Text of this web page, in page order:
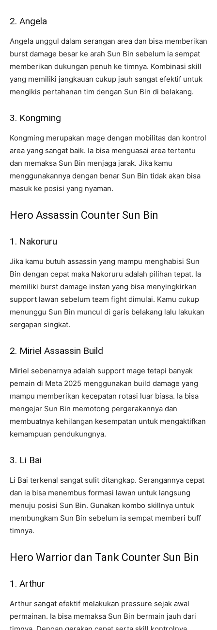
2. Angela
Angela unggul dalam serangan area dan bisa memberikan
burst damage besar ke arah Sun Bin sebelum ia sempat
memberikan dukungan penuh ke timnya. Kombinasi skill
yang memiliki jangkauan cukup jauh sangat efektif untuk
mengikis pertahanan tim dengan Sun Bin di belakang.
3. Kongming
Kongming merupakan mage dengan mobilitas dan kontrol
area yang sangat baik. Ia bisa menguasai area tertentu
dan memaksa Sun Bin menjaga jarak. Jika kamu
menggunakannya dengan benar Sun Bin tidak akan bisa
masuk ke posisi yang nyaman.
Hero Assassin Counter Sun Bin
1. Nakoruru
Jika kamu butuh assassin yang mampu menghabisi Sun
Bin dengan cepat maka Nakoruru adalah pilihan tepat. Ia
memiliki burst damage instan yang bisa menyingkirkan
support lawan sebelum team fight dimulai. Kamu cukup
menunggu Sun Bin muncul di garis belakang lalu lakukan
sergapan singkat.
2. Miriel Assassin Build
Miriel sebenarnya adalah support mage tetapi banyak
pemain di Meta 2025 menggunakan build damage yang
mampu memberikan kecepatan rotasi luar biasa. Ia bisa
mengejar Sun Bin memotong pergerakannya dan
membuatnya kehilangan kesempatan untuk mengaktifkan
kemampuan pendukungnya.
3. Li Bai
Li Bai terkenal sangat sulit ditangkap. Serangannya cepat
dan ia bisa menembus formasi lawan untuk langsung
menuju posisi Sun Bin. Gunakan kombo skillnya untuk
membungkam Sun Bin sebelum ia sempat memberi buff
timnya.
Hero Warrior dan Tank Counter Sun Bin
1. Arthur
Arthur sangat efektif melakukan pressure sejak awal
permainan. Ia bisa memaksa Sun Bin bermain jauh dari